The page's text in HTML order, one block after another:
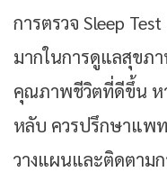
การตรวจ Sleep
มากในการดูแลสุขภ
คุณภาพชีวิตที่ดีขึ้น ห
หลับ ควรปรึกษาแพ
วางแผนและติดตาม